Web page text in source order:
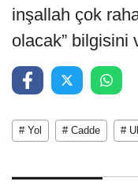
inşallah çok
olacak” bilgisini
# Yol # Cadde #